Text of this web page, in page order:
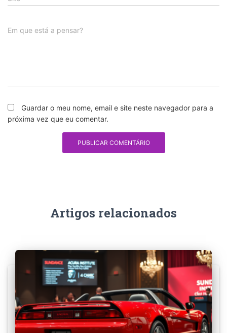
Em que está a pensar?
Guardar o meu nome, email e site neste navegador para a
próxima vez que eu comentar.
Artigos relacionados